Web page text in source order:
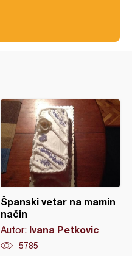
Španski vetar na mamin
način
Autor: Ivana Petkovic
5785